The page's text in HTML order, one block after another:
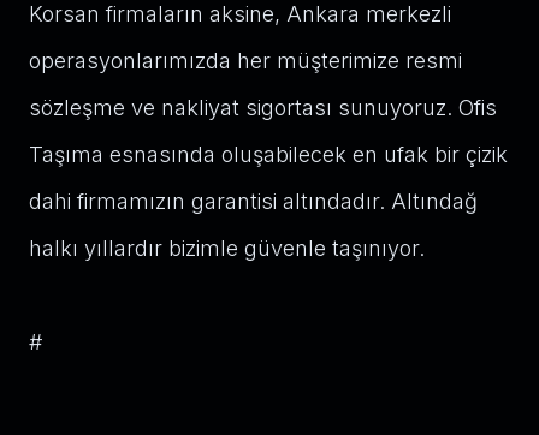
Korsan firmaların aksine, Ankara merkezli
operasyonlarımızda her müşterimize resmi
sözleşme ve nakliyat sigortası sunuyoruz. Ofis
Taşıma esnasında oluşabilecek en ufak bir çizik
dahi firmamızın garantisi altındadır. Altındağ
halkı yıllardır bizimle güvenle taşınıyor.
#